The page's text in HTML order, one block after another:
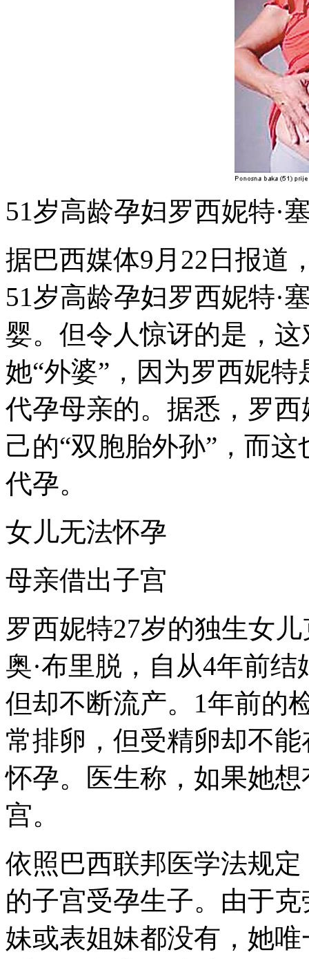
51岁高龄孕妇罗西妮特·
据巴西媒体9月22日报道
51岁高龄孕妇罗西妮特·
婴。但令人惊讶的是，
她“外婆”，因为罗西妮
代孕母亲的。据悉，罗
己的“双胞胎外孙”，而
代孕。
女儿无法怀孕
母亲借出子宫
罗西妮特27岁的独生女
奥·布里脱，自从4年前
但却不断流产。1年前的
常排卵，但受精卵却不
怀孕。医生称，如果她
宫。
依照巴西联邦医学法规
的子宫受孕生子。由于
妹或表姐妹都没有，她